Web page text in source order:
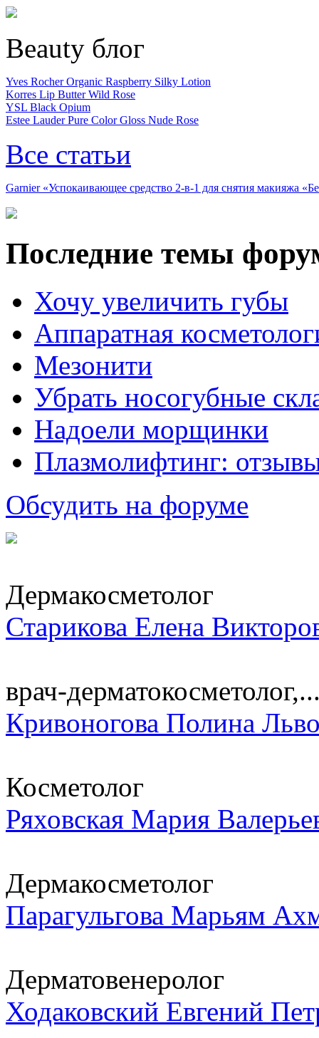
Beauty блог
Yves Rocher Organic Raspberry Silky Lotion
Korres Lip Butter Wild Rose
YSL Black Opium
Estee Lauder Pure Color Gloss Nude Rose
Все статьи
Garnier «Успокаивающее средство 2-в-1 для снятия макияжа
Последние темы
Хочу увеличить губы
Аппаратная
Мезонити
Убрать носогубные
Надоели морщинки
Плазмолифтинг:
Обсудить на форуме
Дермакосметолог
Старикова Елена
врач-
Кривоногова Полина
Косметолог
Ряховская Мария
Дермакосметолог
Парагульгова Марьям
Дерматовенеролог
Ходаковский Евгений